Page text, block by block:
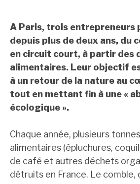
A Paris, trois entrepreneurs
depuis plus de deux ans, du
en circuit court, à partir des
alimentaires. Leur objectif
à un retour de la nature au
tout en mettant fin à une «
écologique ».
Chaque année, plusieurs
alimentaires (épluchures,
de café et autres déchets
détruits en France. Le comble,